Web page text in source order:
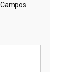
Campos